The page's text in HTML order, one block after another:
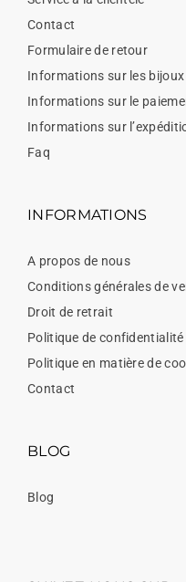
Contact
Formulaire de retour
Informations sur les bijoux
Informations sur le
Informations sur
Faq
INFORMATIONS
A propos de nous
Conditions générales de
Droit de retrait
Politique de confidentialité
Politique en matière de
Contact
BLOG
Blog